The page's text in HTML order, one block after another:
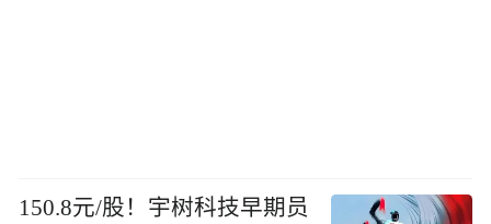
150.8元/股！宇树科技早期员